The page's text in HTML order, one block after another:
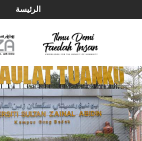
الرئيسة